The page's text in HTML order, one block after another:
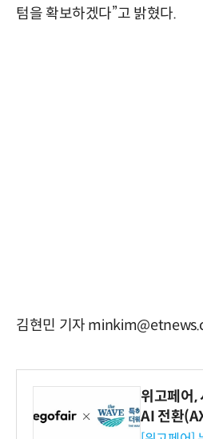
텀을 확보하겠다”고 밝혔다.
김현민 기자
위고페어
AI 전환